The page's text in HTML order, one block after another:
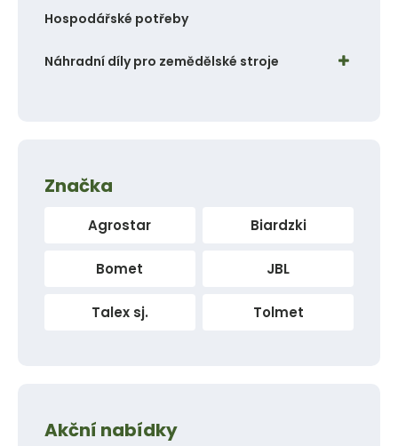
Hospodářské potřeby
Náhradní díly pro zemědělské stroje
Značka
Agrostar Biardzki
Bomet JBL
Talex sj. Tolmet
Akční nabídky